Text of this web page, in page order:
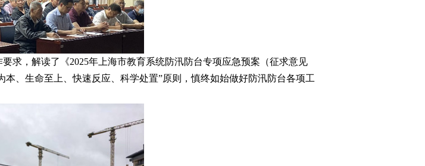
求，解读了《2025年上海市教育系统防汛防台专项应急预案（征求意见
、生命至上、快速反应、科学处置”原则，慎终如始做好防汛防台各项工